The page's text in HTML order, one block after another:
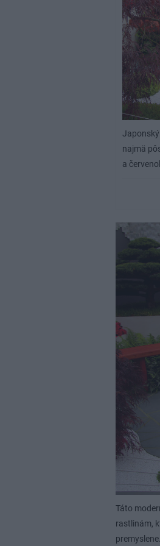
najmä
a
Táto
rastlinám,
premyslene.